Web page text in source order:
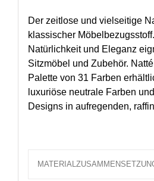
Der zeitlose und vielseitige
klassischer
Natürlichkeit und Eleganz
Sitzmöbel und Zubehör.
Palette von 31 Farben
luxuriöse neutrale Farben
Designs in aufregenden,